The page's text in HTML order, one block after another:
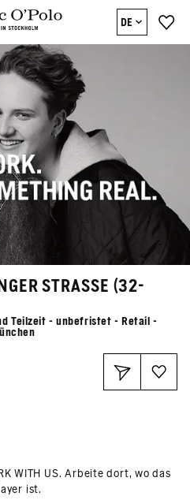
DE
STRASSE (32-4
Teilzeit - unbefristet - Retail -
WITH US. Arbeite dort, wo das
ist.